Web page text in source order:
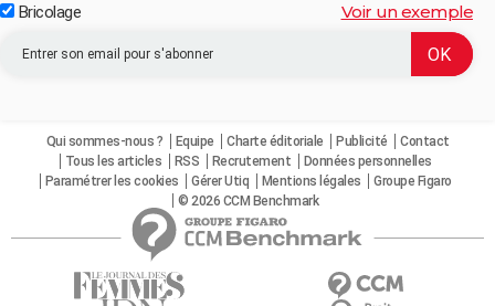
Bricolage Voir un exemple
Qui sommes-nous ? Equipe Charte éditoriale Publicité
Contact
Tous les articles
RSS Recrutement
Données personnelles
Paramétrer les cookies
Gérer Utiq Mentions légales
Groupe Figaro
© 2026 CCM Benchmark